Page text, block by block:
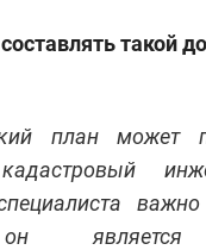
такой
план может
важно
является